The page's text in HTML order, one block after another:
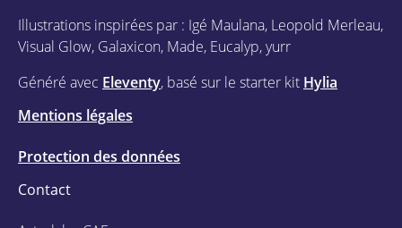
Illustrations inspirées par : Igé Maulana, Leopold Merleau,
Visual Glow, Galaxicon, Made, Eucalyp, yurr
Généré avec Eleventy, basé sur le starter kit Hylia
Mentions légales
Protection des données
Contact